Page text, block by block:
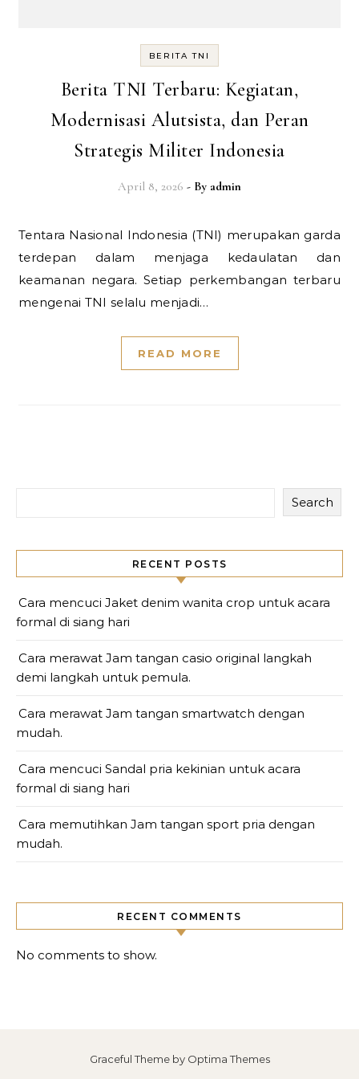
BERITA TNI
Berita TNI Terbaru: Kegiatan,
Modernisasi Alutsista, dan Peran
Strategis Militer Indonesia
April 8, 2026 - By admin
Tentara Nasional Indonesia (TNI) merupakan garda
terdepan dalam menjaga kedaulatan dan
keamanan negara. Setiap perkembangan terbaru
mengenai TNI selalu menjadi…
READ MORE
Search
RECENT POSTS
Cara mencuci Jaket denim wanita crop untuk acara
formal di siang hari
Cara merawat Jam tangan casio original langkah
demi langkah untuk pemula.
Cara merawat Jam tangan smartwatch dengan
mudah.
Cara mencuci Sandal pria kekinian untuk acara
formal di siang hari
Cara memutihkan Jam tangan sport pria dengan
mudah.
RECENT COMMENTS
No comments to show.
Graceful Theme by Optima Themes